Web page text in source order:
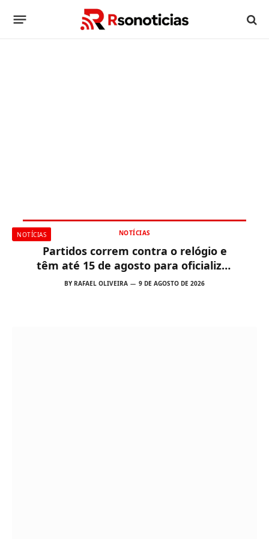
NOTÍCIAS NOTÍCIAS
Partidos correm contra o relógio e
têm até 15 de agosto para oficializar
candidaturas
BY RAFAEL OLIVEIRA 9 DE AGOSTO DE 2026